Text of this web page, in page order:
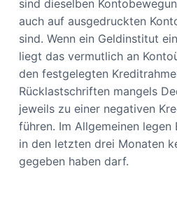
sind dieselben
auch auf ausgedruckten
sind. Wenn ein Geldinstitut
liegt das vermutlich an
den festgelegten
Rücklastschriften mangels
jeweils zu einer negativen
führen. Im Allgemeinen legen
in den letzten drei Monaten
gegeben haben darf.